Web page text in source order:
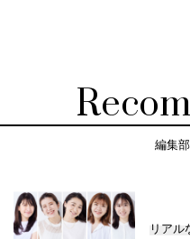
編集
リアル